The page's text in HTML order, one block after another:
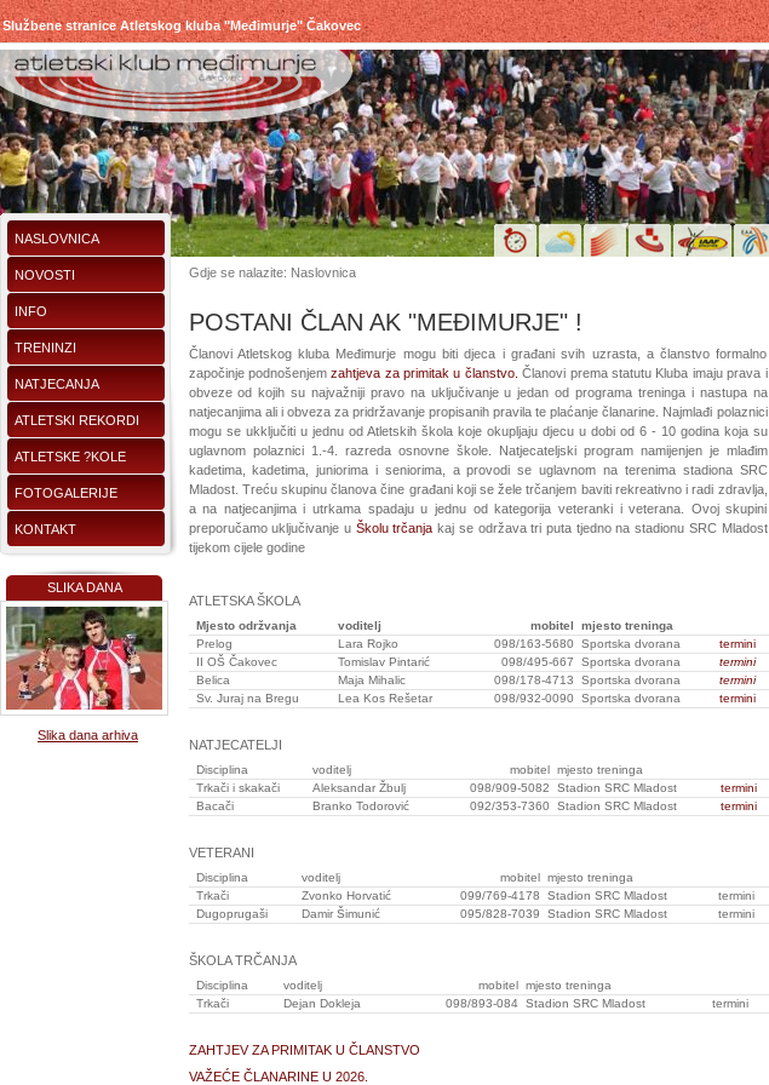
Službene stranice Atletskog kluba "Međimurje" Čakovec
NASLOVNICA
NOVOSTI
INFO
TRENINZI
NATJECANJA
ATLETSKI REKORDI
ATLETSKE ?KOLE
FOTOGALERIJE
KONTAKT
SLIKA DANA
Slika dana arhiva
Gdje se nalazite: Naslovnica
POSTANI ČLAN AK "MEĐIMURJE" !
Članovi Atletskog kluba Međimurje mogu biti djeca i građani svih uzrasta, a članstvo formalno
započinje podnošenjemzahtjeva za primitak u članstvo. Članovi prema statutu Kluba imaju prava i
obveze od kojih su najvažniji pravo na uključivanje u jedan od programa treninga i nastupa na
natjecanjima ali i obveza za pridržavanje propisanih pravila te plaćanje članarine. Najmlađi polaznici
mogu se ukključiti u jednu od Atletskih škola koje okupljaju djecu u dobi od 6 - 10 godina koja su
uglavnom polaznici 1.-4. razreda osnovne škole. Natjecateljski program namijenjen je mlađim
kadetima, kadetima, juniorima i seniorima, a provodi se uglavnom na terenima stadiona SRC
Mladost. Treću skupinu članova čine građani koji se žele trčanjem baviti rekreativno i radi zdravlja,
a na natjecanjima i utrkama spadaju u jednu od kategorija veteranki i veterana. Ovoj skupini
preporučamo uključivanje u Školu trčanja kaj se održava tri puta tjedno na stadionu SRC Mladost
tijekom cijele godine
ATLETSKA ŠKOLA
Mjesto održvanja voditelj mobitel
mjesto treninga
Prelog
Lara Rojko 098/163-5680 Sportska dvorana
termini
II OŠ Čakovec
Tomislav Pintarić 098/495-667 Sportska dvorana
termini
Belica
Maja Mihalic 098/178-4713 Sportska dvorana
termini
Sv. Juraj na Bregu
Lea Kos Rešetar 098/932-0090 Sportska dvorana termini
NATJECATELJI
Disciplina voditelj mobitel mjesto treninga
Trkači i skakači
Aleksandar Žbulj 098/909-5082 Stadion SRC Mladost
termini
Bacači
Branko Todorović 092/353-7360 Stadion SRC Mladost termini
VETERANI
Disciplina voditelj mobitel mjesto treninga
Trkači
Zvonko Horvatić 099/769-4178 Stadion SRC Mladost
termini
Dugoprugaši
Damir Šimunić 095/828-7039 Stadion SRC Mladost termini
ŠKOLA TRČANJA
Disciplina voditelj mobitel mjesto treninga
Trkači
Dejan Dokleja 098/893-084 Stadion SRC Mladost termini
ZAHTJEV ZA PRIMITAK U ČLANSTVO
VAŽEĆE ČLANARINE U 2026.